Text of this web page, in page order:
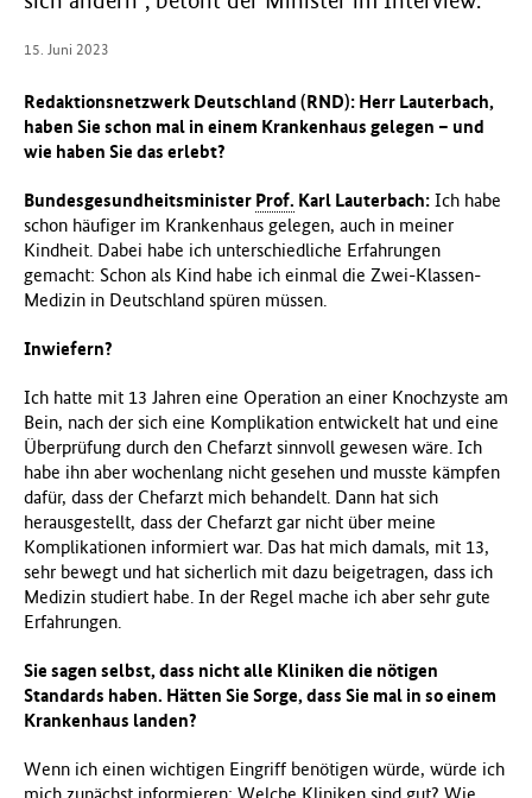
u
m
ü
r
G
e
s
n
h
i
(
B
M
G
)
15. Juni 2023
Redaktionsnetzwerk Deutschland (RND): Herr Lauterbach,
haben Sie schon mal in einem Krankenhaus gelegen – und
wie haben Sie das erlebt?
Bundesgesundheitsminister Prof. Karl Lauterbach: Ich habe
schon häufiger im Krankenhaus gelegen, auch in meiner
Kindheit. Dabei habe ich unterschiedliche Erfahrungen
gemacht: Schon als Kind habe ich einmal die Zwei-Klassen-
Medizin in Deutschland spüren müssen.
Inwiefern?
Ich hatte mit 13 Jahren eine Operation an einer Knochzyste am
Bein, nach der sich eine Komplikation entwickelt hat und eine
Überprüfung durch den Chefarzt sinnvoll gewesen wäre. Ich
habe ihn aber wochenlang nicht gesehen und musste kämpfen
dafür, dass der Chefarzt mich behandelt. Dann hat sich
herausgestellt, dass der Chefarzt gar nicht über meine
Komplikationen informiert war. Das hat mich damals, mit 13,
sehr bewegt und hat sicherlich mit dazu beigetragen, dass ich
Medizin studiert habe. In der Regel mache ich aber sehr gute
Erfahrungen.
Sie sagen selbst, dass nicht alle Kliniken die nötigen
Standards haben. Hätten Sie Sorge, dass Sie mal in so einem
Krankenhaus landen?
Wenn ich einen wichtigen Eingriff benötigen würde, würde ich
mich zunächst informieren: Welche Kliniken sind gut? Wie